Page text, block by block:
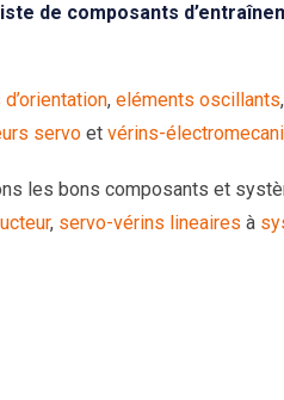
de composants
, eléments oscillants,
servo et vérins-
les bons composants et
, servo-vérins lineaires à